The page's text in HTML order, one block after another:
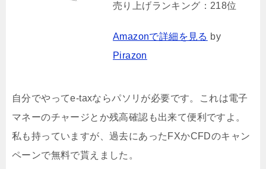
売り上げランキング：218位
Amazonで詳細を見る by
Pirazon
自分でやってe-taxならパソリが必要です。これは電子
マネーのチャージとか残高確認も出来て便利ですよ。
私も持っていますが、過去にあったFXかCFDのキャン
ペーンで無料で貰えました。